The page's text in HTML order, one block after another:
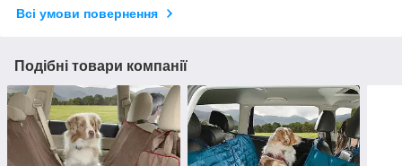
Всі умови повернення
Подібні товари компанії